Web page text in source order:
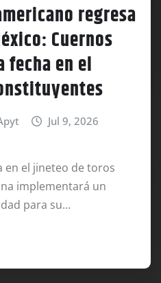
regresa
Cuernos
fecha en el
Jul 9, 2026
en el jineteo de toros
implementará un
para su…